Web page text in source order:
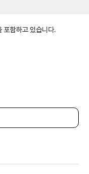
함하고 있습니다.